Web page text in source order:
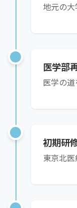
地元の
医学部
医学の
初期研
東京北